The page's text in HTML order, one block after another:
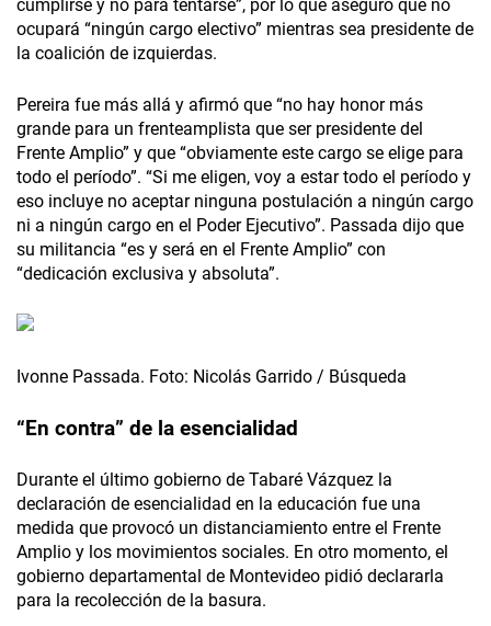
cumplirse y no para tentarse”, por lo que aseguró que no
ocupará “ningún cargo electivo” mientras sea presidente de
la coalición de izquierdas.
Pereira fue más allá y afirmó que “no hay honor más
grande para un frenteamplista que ser presidente del
Frente Amplio” y que “obviamente este cargo se elige para
todo el período”. “Si me eligen, voy a estar todo el período y
eso incluye no aceptar ninguna postulación a ningún cargo
ni a ningún cargo en el Poder Ejecutivo”. Passada dijo que
su militancia “es y será en el Frente Amplio” con
“dedicación exclusiva y absoluta”.
Ivonne Passada. Foto: Nicolás Garrido / Búsqueda
“En contra” de la esencialidad
Durante el último gobierno de Tabaré Vázquez la
declaración de esencialidad en la educación fue una
medida que provocó un distanciamiento entre el Frente
Amplio y los movimientos sociales. En otro momento, el
gobierno departamental de Montevideo pidió declararla
para la recolección de la basura.